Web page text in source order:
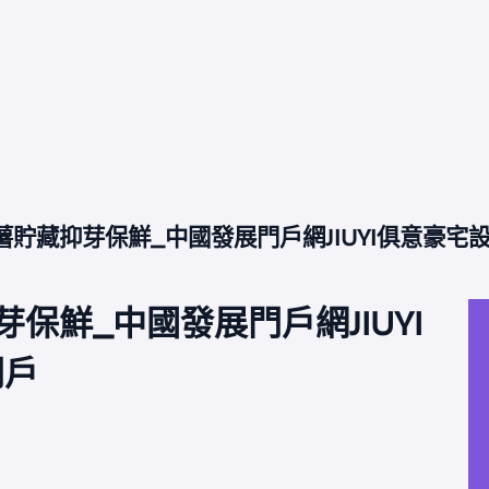
貯藏抑芽保鮮_中國發展門戶網JIUYI俱意豪宅
保鮮_中國發展門戶網JIUYI